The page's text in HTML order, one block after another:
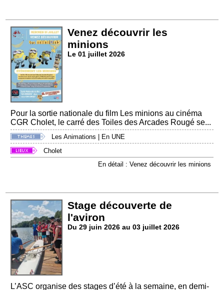
Venez découvrir les
minions
Le 01 juillet 2026
Pour la sortie nationale du film Les minions au cinéma
CGR Cholet, le carré des Toiles des Arcades Rougé se...
Les Animations
En UNE
Cholet
En détail : Venez découvrir les minions
Stage découverte de
l'aviron
Du 29 juin 2026 au 03 juillet 2026
L’ASC organise des stages d’été à la semaine, en demi-